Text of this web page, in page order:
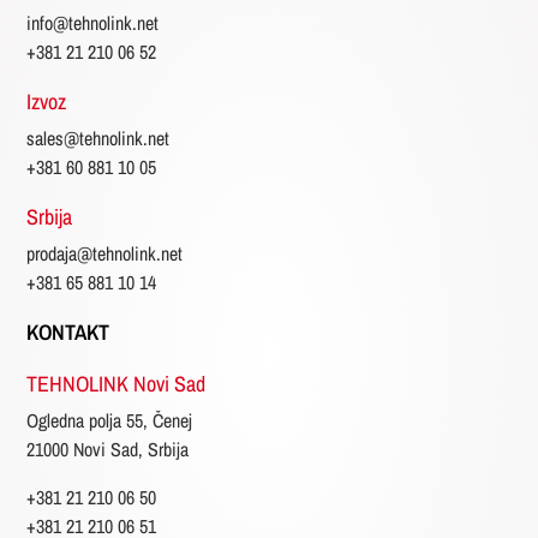
info@tehnolink.net
+381 21 210 06 52
Izvoz
sales@tehnolink.net
+381 60 881 10 05
Srbija
prodaja@tehnolink.net
+381 65 881 10 14
KONTAKT
TEHNOLINK Novi Sad
Ogledna polja 55, Čenej
21000 Novi Sad, Srbija
+381 21 210 06 50
+381 21 210 06 51